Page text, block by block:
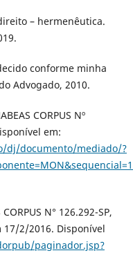
– hermenêutica.
conforme minha
Advogado, 2010.
CORPUS Nº
em:
dj/documento/mediado/?
N° 126.292-SP,
17/2/2016. Disponível
paginador.jsp?